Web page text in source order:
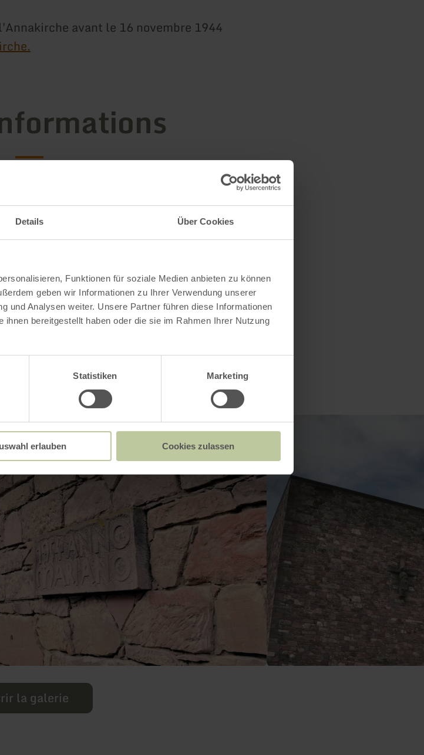
Details Über Cookies
Funktionen für soziale Medien anbieten zu können
geben wir Informationen zu Ihrer Verwendung unserer
und Analysen weiter. Unsere Partner führen diese Informationen
bereitgestellt haben oder die sie im Rahmen Ihrer Nutzung
Statistiken Marketing
erlauben Cookies zulassen
avant le 16 novembre 1944
la galerie